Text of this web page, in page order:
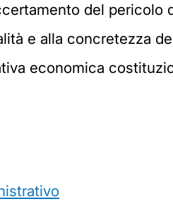
del pericolo
e alla concretezza
economica